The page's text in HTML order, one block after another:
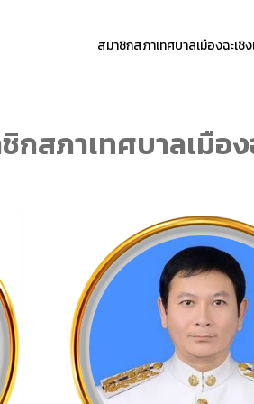
สมาชิกสภาเทศบาลเมืองฉะเชิง
กสภาเทศบาลเมือง